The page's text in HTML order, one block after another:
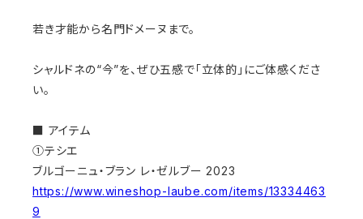
若き才能から名門ドメーヌまで。
シャルドネの“今”を、ぜひ五感で「立体的」にご体感くださ
い。
■ アイテム
①テシエ
ブルゴーニュ・ブラン レ・ゼルブー 2023
https://www.wineshop-laube.com/items/13334463
9